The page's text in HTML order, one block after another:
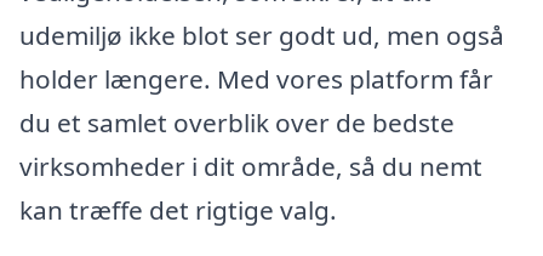
udemiljø ikke blot ser godt ud, men også
holder længere. Med vores platform får
du et samlet overblik over de bedste
virksomheder i dit område, så du nemt
kan træffe det rigtige valg.